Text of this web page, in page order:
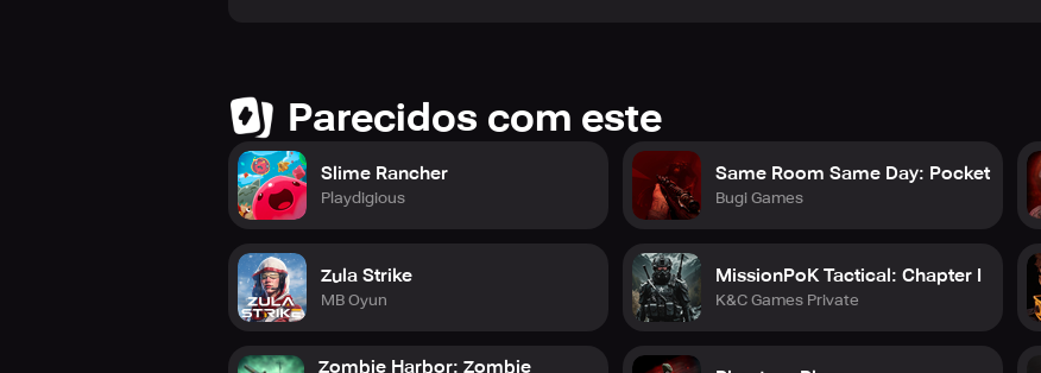
Parecidos com este
Slime Rancher
Playdigious
Zula Strike
MB Oyun
Zombie Harbor: Zombie
Same Room Same Day: Pocket
Bugi Games
MissionPoK Tactical: Chapter I
K&C Games Private